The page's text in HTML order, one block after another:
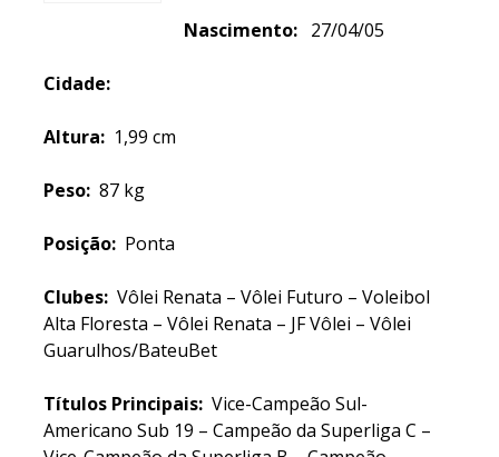
Nascimento: 27/04/05
Cidade:
Altura: 1,99 cm
Peso: 87 kg
Posição: Ponta
Clubes: Vôlei Renata – Vôlei Futuro – Voleibol
Alta Floresta – Vôlei Renata – JF Vôlei – Vôlei
Guarulhos/BateuBet
Títulos Principais: Vice-Campeão Sul-
Americano Sub 19 – Campeão da Superliga C –